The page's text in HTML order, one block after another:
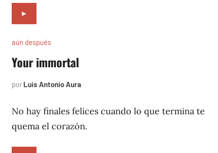
►
aún después
Your immortal
por Luis Antonio Aura
2005
No hay finales felices cuando lo que termina te
quema el corazón.